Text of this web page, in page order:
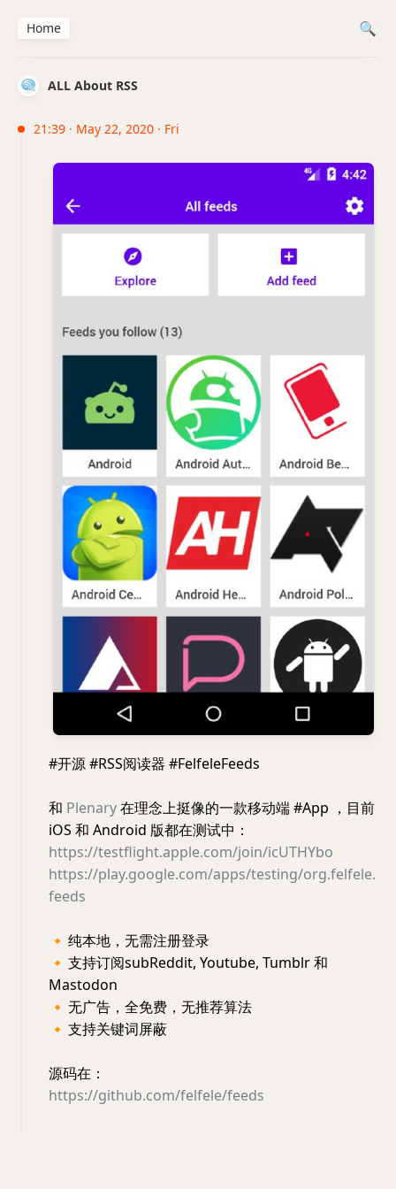
ALL About RSS
21:39 · May 22, 2020 · Fri
#开源 #RSS阅读器 #FelfeleFeeds
和 Plenary在理念上挺像的一款移动端 #App ，目前
iOS 和 Android 版都在测试中：
https://testflight.apple.com/join/icUTHYbo
https://play.google.com/apps/testing/org.felfele.
feeds
🔸 纯本地，无需注册登录
🔸 支持订阅subReddit, Youtube, Tumblr 和
Mastodon
🔸 无广告，全免费，无推荐算法
🔸 支持关键词屏蔽
源码在：
https://github.com/felfele/feeds
Home